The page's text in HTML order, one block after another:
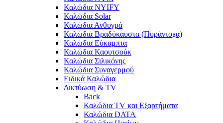
Καλώδια ΝΥΙFY
Καλώδια Solar
Καλώδια Ανθυγρά
Καλώδια Βραδύκαυστα (Πυράντοχα)
Καλώδια Εύκαμπτα
Καλώδια Καουτσούκ
Καλώδια Σιλικόνης
Καλώδια Συναγερμού
Ειδικά Καλώδια
Δικτύωση & TV
Back
Καλώδια TV και Εξαρτήματα
Καλώδια DATA